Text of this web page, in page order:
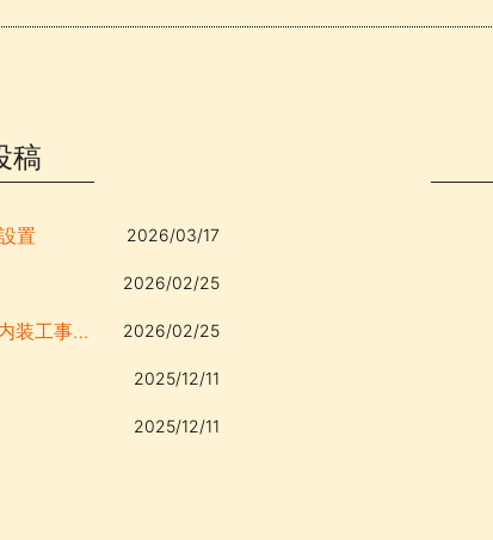
稿
置 2026/03/17
2026/02/25
御殿場市 Star様 オフィス・店舗内装工事、キッチン移設 2026/02/25
2025/12/11
2025/12/11